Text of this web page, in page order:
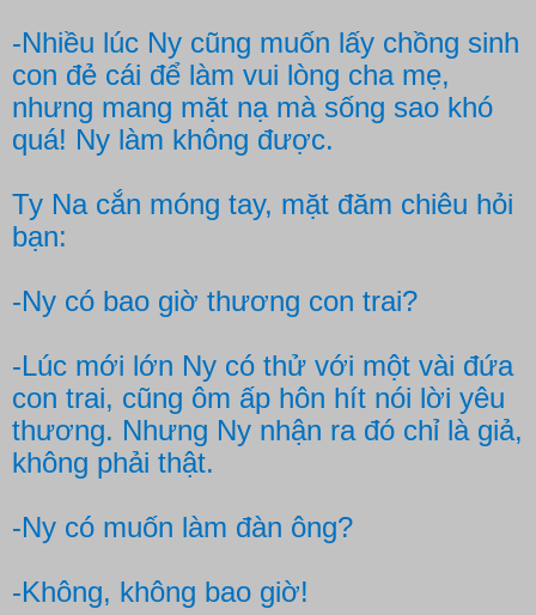
-Nhiều lúc Ny cũng muốn lấy chồng sinh
con đẻ cái để làm vui lòng cha mẹ,
nhưng mang mặt nạ mà sống sao khó
quá! Ny làm không được.
Ty Na cắn móng tay, mặt đăm chiêu hỏi
bạn:
-Ny có bao giờ thương con trai?
-Lúc mới lớn Ny có thử với một vài đứa
con trai, cũng ôm ấp hôn hít nói lời yêu
thương. Nhưng Ny nhận ra đó chỉ là giả,
không phải thật.
-Ny có muốn làm đàn ông?
-Không, không bao giờ!